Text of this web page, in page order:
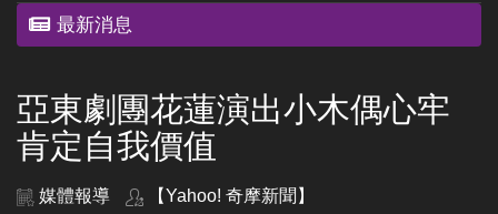
最新消息
亞東劇團花蓮演出小木偶心牢
肯定自我價值
媒體報導 【Yahoo! 奇摩新聞】